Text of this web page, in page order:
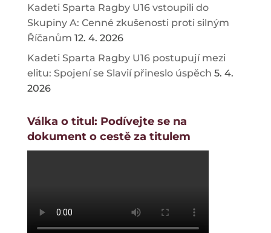
Kadeti Sparta Ragby U16 vstoupili do
Skupiny A: Cenné zkušenosti proti silným
Říčanům 12. 4. 2026
Kadeti Sparta Ragby U16 postupují mezi
elitu: Spojení se Slavií přineslo úspěch 5. 4.
2026
Válka o titul: Podívejte se na
dokument o cestě za titulem